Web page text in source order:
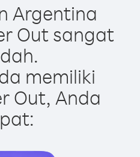
Argentina
Out sangat
memiliki
Out, Anda